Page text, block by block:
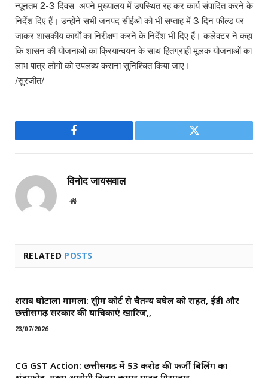
न्यूनतम 2-3 दिवस अपने मुख्यालय में उपस्थित रह कर कार्य संपादित करने के
निर्देश दिए हैं। उन्होंने सभी जनपद सीईओ को भी सप्ताह में 3 दिन फील्ड पर
जाकर शासकीय कार्यों का निरीक्षण करने के निर्देश भी दिए हैं। कलेक्टर ने कहा
कि शासन की योजनाओं का क्रियान्वयन के साथ हितग्राही मूलक योजनाओं का
लाभ पात्र लोगों को उपलब्ध कराना सुनिश्चित किया जाए।
/सुरजीत/
Facebook Twitter
विनोद जायसवाल
Website
RELATED POSTS
शराब घोटाला मामला: सुप्रीम कोर्ट से चैतन्य बघेल को राहत, ईडी और
छत्तीसगढ़ सरकार की याचिकाएं खारिज,,
23/07/2026
CG GST Action: छत्तीसगढ़ में 53 करोड़ की फर्जी बिलिंग का